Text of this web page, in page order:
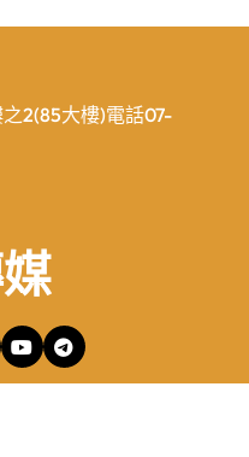
2(85大樓)電話07-